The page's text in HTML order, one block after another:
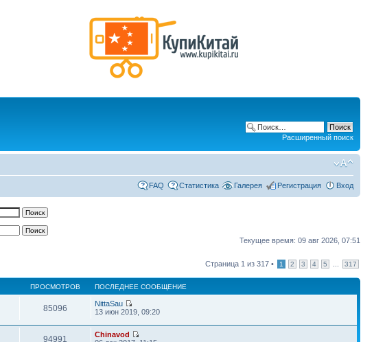
Расширенный поиск
FAQ Статистика Галерея Регистрация Вход
Текущее время: 09 авг 2026, 07:51
Страница 1 из 317 • 1 2 3 4 5 317
ПРОСМОТРОВ ПОСЛЕДНЕЕ СООБЩЕНИЕ
85096
NittaSau
13 июн 2019, 09:20
94991
Chinavod